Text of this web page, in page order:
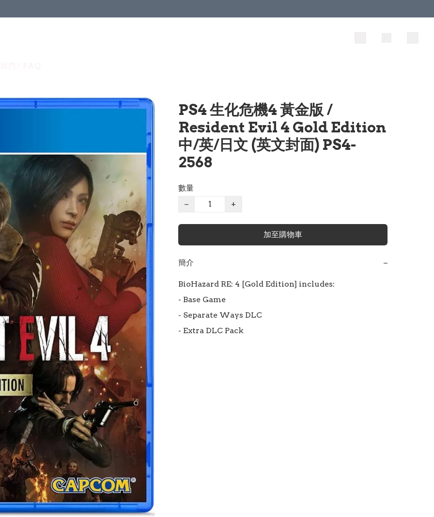
PS4 生化危機4 黃金版 /
Resident Evil 4 Gold Edition
中/英/日文 (英文封面) PS4-
2568
數量
−
+
加至購物車
簡介 −
BioHazard RE: 4 [Gold Edition] includes:
- Base Game
- Separate Ways DLC
- Extra DLC Pack